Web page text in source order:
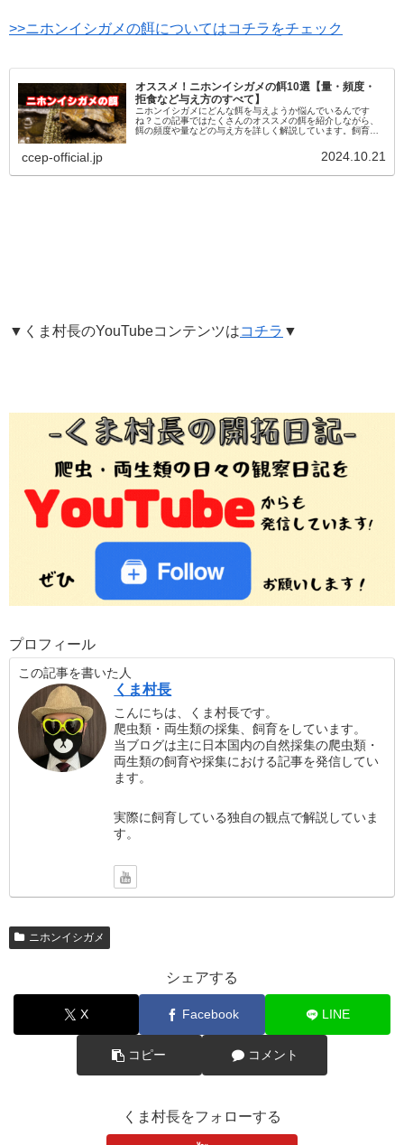
>>ニホンイシガメの餌についてはコチラをチェック
オススメ！ニホンイシガメの餌10選【量・頻度・
拒食など与え方のすべて】
ニホンイシガメにどんな餌を与えようか悩んでいるんです
ね？この記事ではたくさんのオススメの餌を紹介しながら、
餌の頻度や量などの与え方を詳しく解説しています。飼育の
を目指してみて下さい。読み進めて確認してみて下しさい。
ccep-official.jp 2024.10.21
▼くま村長のYouTubeコンテンツはコチラ ▼
プロフィール
この記事を書いた人
くま村長
こんにちは、くま村長です。
爬虫類・両生類の採集、飼育をしています。
当ブログは主に日本国内の自然採集の爬虫類・
両生類の飼育や採集における記事を発信してい
ます。
実際に飼育している独自の観点で解説していま
す。
ニホンイシガメ
シェアする
X Facebook LINE
コピー コメント
くま村長をフォローする